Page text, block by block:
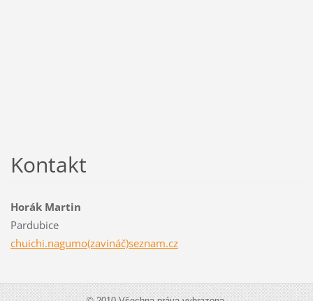
Kontakt
Horák Martin
Pardubice
chuichi.nagumo(zavináč)seznam.cz